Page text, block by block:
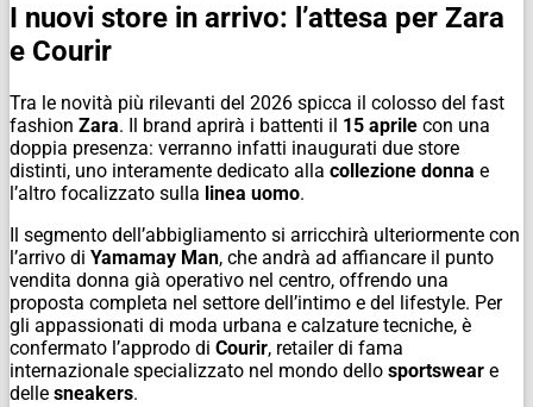
I nuovi store in arrivo: l’attesa per Zara
e Courir
Tra le novità più rilevanti del 2026 spicca il colosso del fast
fashion Zara. Il brand aprirà i battenti il 15 aprile con una
doppia presenza: verranno infatti inaugurati due store
distinti, uno interamente dedicato alla collezione donna e
l’altro focalizzato sulla linea uomo.
Il segmento dell’abbigliamento si arricchirà ulteriormente con
l’arrivo di Yamamay Man, che andrà ad affiancare il punto
vendita donna già operativo nel centro, offrendo una
proposta completa nel settore dell’intimo e del lifestyle. Per
gli appassionati di moda urbana e calzature tecniche, è
confermato l’approdo di Courir, retailer di fama
internazionale specializzato nel mondo dello sportswear e
delle sneakers.